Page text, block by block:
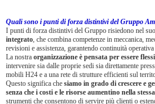
Quali sono i punti di forza distintivi del Gruppo
I punti di forza distintivi del Gruppo risiedono nel suo
integrato , che combina competenze in meccanica,
revisioni e assistenza, garantendo continuità
La nostra organizzazione è pensata per essere
intervenire sia dalle proprie sedi sia direttamente
mobili H24 e a una rete di strutture efficienti sul
Questo significa che siamo in grado di crescere e
senza che i costi e le risorse aumentino nella
strumenti che consentono di servire più clienti o